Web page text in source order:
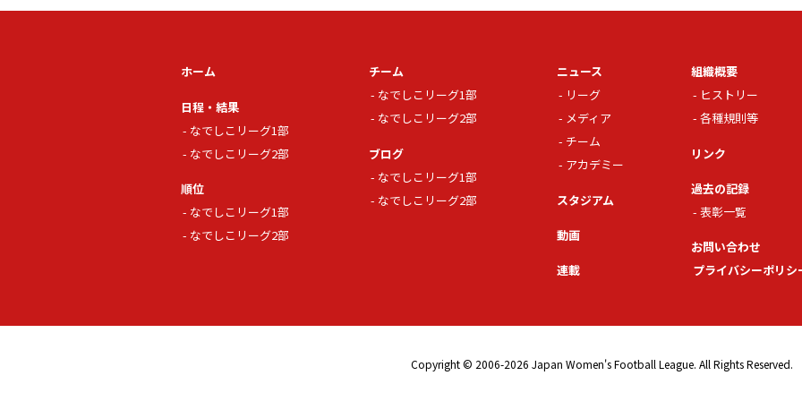
ホーム
日程・結果
なでしこリーグ1部
なでしこリーグ2部
順位
なでしこリーグ1部
なでしこリーグ2部
チーム
なでしこリーグ1部
なでしこリーグ2部
ブログ
なでしこリーグ1部
なでしこリーグ2部
ニュース
リーグ
メディア
チーム
アカデミー
スタジアム
動画
連載
組織概要
ヒストリー
各種規則等
リンク
過去の記録
表彰一覧
お問い合わせ
プライバシーポリシ
Copyright © 2006-2026 Japan Women's Football League. All Rights Reserved.